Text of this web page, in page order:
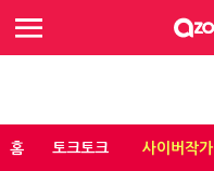
홈 토크토크 사이버작가